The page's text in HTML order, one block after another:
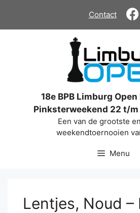
de
Contact
18e BPB Limburg
Pinksterweekend 22 t/
Een van de grootste
weekendtoernooien
Menu
Lentjes, Noud –